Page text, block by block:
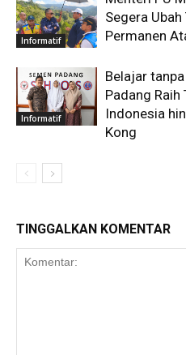
Informatif
Segera
Permanen
Informatif
Belajar
Padang Raih
Indonesia
Kong
TINGGALKAN KOMENTAR